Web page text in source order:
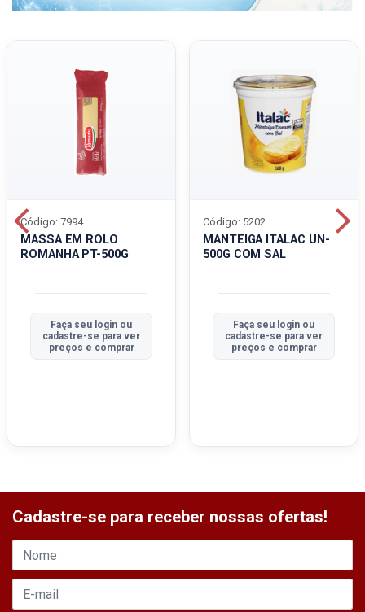
MASSA EM ROLO
ROMANHA PT-500G
Código: 7994
Faça seu login ou
cadastre-se para ver
preços e comprar
MANTEIGA ITALAC UN-
500G COM SAL
Código: 5202
Faça seu login ou
cadastre-se para ver
preços e comprar
Cadastre-se para receber nossas ofertas!